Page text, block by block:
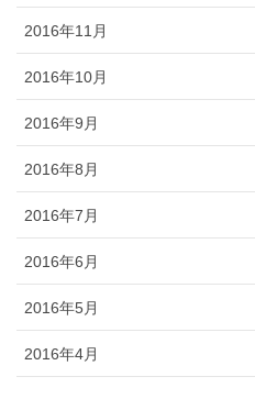
2016年11月
2016年10月
2016年9月
2016年8月
2016年7月
2016年6月
2016年5月
2016年4月